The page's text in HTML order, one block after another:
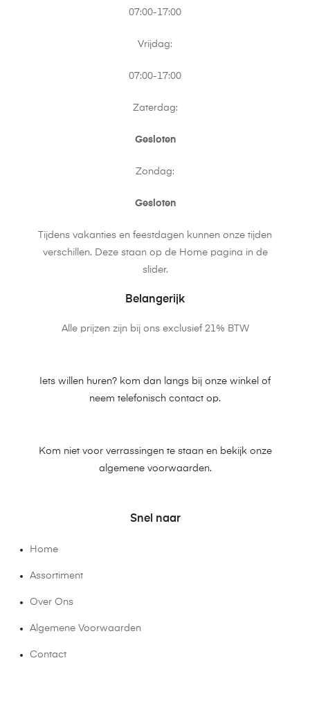
07:00-17:00
Vrijdag:
07:00-17:00
Zaterdag:
Gesloten
Zondag:
Gesloten
Tijdens vakanties en feestdagen kunnen onze tijden
verschillen. Deze staan op de Home pagina in de
slider.
Belangerijk
Alle prijzen zijn bij ons exclusief 21% BTW
Iets willen huren? kom dan langs bij onze winkel of
neem telefonisch contact op.
Kom niet voor verrassingen te staan en bekijk onze
algemene voorwaarden.
Snel naar
Home
Assortiment
Over Ons
Algemene Voorwaarden
Contact